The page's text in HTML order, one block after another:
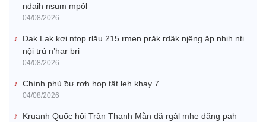
nđaih nsum mpôl
04/08/2026
Dak Lak kơi ntop rlău 215 rmen prăk rdâk njêng ăp nhih nti
nội trú n’har bri
04/08/2026
Chính phủ ƀư rơh hop tât leh khay 7
04/08/2026
Kruanh Quốc hội Trần Thanh Mẫn đă rgâl mhe dăng pah